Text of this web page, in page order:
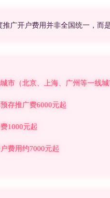
推广开户费用并非全国统一，而
市（北京、上海、广州等一线城
存推广费6000元起
1000元起
费用约7000元起